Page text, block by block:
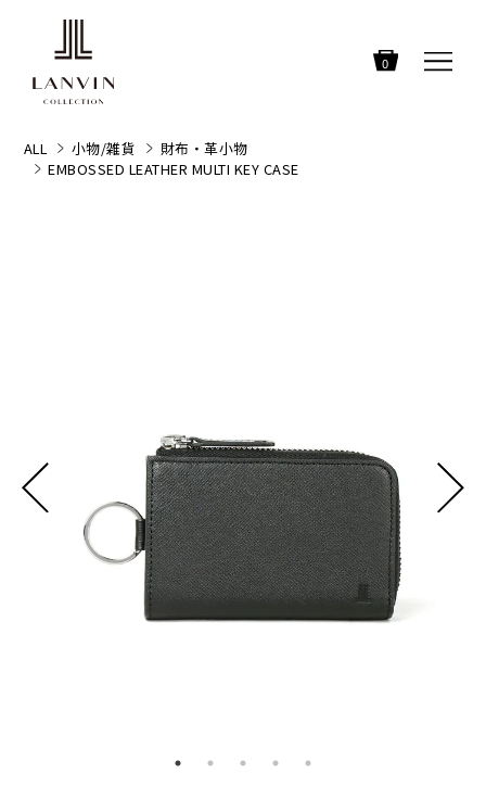
0
ALL 小物/雑貨
財布・革小物
EMBOSSED LEATHER MULTI KEY CASE